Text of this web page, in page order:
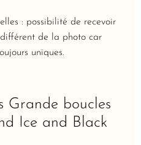
: possibilité de recevoir
de la photo car
uniques.
Grande boucles
Ice and Black